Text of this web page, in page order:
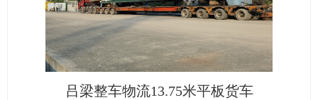
吕梁整车物流13.75米平板货车